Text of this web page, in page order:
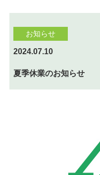
お知らせ
2024.07.10
夏季休業のお知らせ